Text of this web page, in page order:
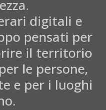
digitali e
pensati per
il territorio
le persone,
e per i luoghi